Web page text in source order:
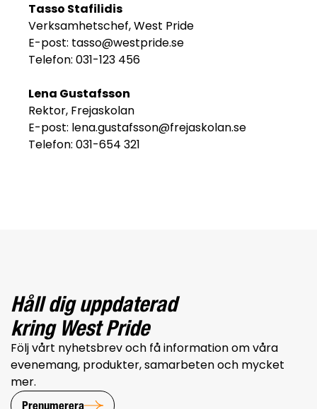
Tasso Stafilidis
Verksamhetschef, West Pride
E-post: tasso@westpride.se
Telefon: 031-123 456
Lena Gustafsson
Rektor, Frejaskolan
E-post: lena.gustafsson@frejaskolan.se
Telefon: 031-654 321
Håll dig uppdaterad
kring West Pride
Följ vårt nyhetsbrev och få information om våra
evenemang, produkter, samarbeten och mycket
mer.
Prenumerera